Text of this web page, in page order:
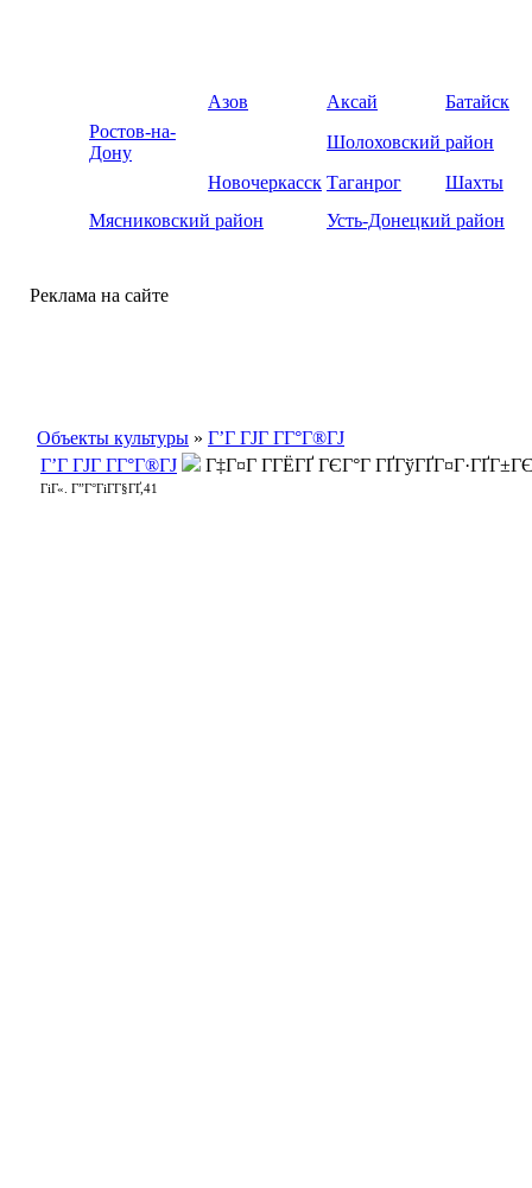
Азов Аксай
Батайск
Ростов-на-
Дону
Шолоховский район
Новочеркасск Таганрог
Шахты
Мясниковский район
Усть-Донецкий район
Реклама на сайте
Объекты культуры » Г’Г ГЈГ Г­Г°Г®ГЈ
Г’Г ГЈГ Г­Г°Г®ГЈ
Г‡Г¤Г Г­ГЁГҐ ГЄГ°Г
ГіГ«. Г”Г°ГіГ­Г§ГҐ,41